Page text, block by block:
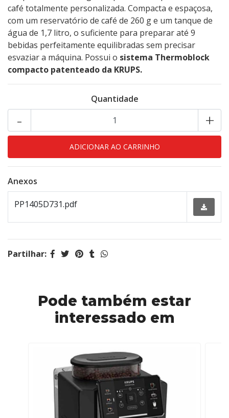
café totalmente personalizada. Compacta e espaçosa,
com um reservatório de café de 260 g e um tanque de
água de 1,7 litro, o suficiente para preparar até 9
bebidas perfeitamente equilibradas sem precisar
esvaziar a máquina. Possui o sistema Thermoblock
compacto patenteado da KRUPS.
Quantidade
+
-
Anexos
PP1405D731.pdf
Partilhar:
Pode também estar
interessado em